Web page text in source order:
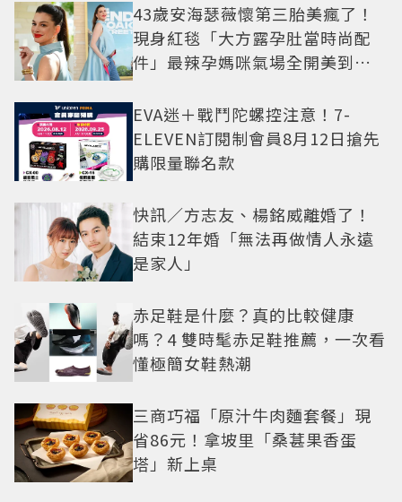
43歲安海瑟薇懷第三胎美瘋了！
現身紅毯「大方露孕肚當時尚配
件」最辣孕媽咪氣場全開美到發
EVA迷＋戰鬥陀螺控注意！7-
ELEVEN訂閱制會員8月12日搶先
購限量聯名款
快訊／方志友、楊銘威離婚了！
結束12年婚「無法再做情人永遠
是家人」
赤足鞋是什麼？真的比較健康
嗎？4 雙時髦赤足鞋推薦，一次看
懂極簡女鞋熱潮
三商巧福「原汁牛肉麵套餐」現
省86元！拿坡里「桑葚果香蛋
塔」新上桌